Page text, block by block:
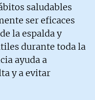
saludables
ser eficaces
la espalda y
durante toda la
ayuda a
y a evitar